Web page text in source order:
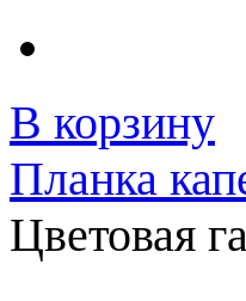
В корзину
Планка
Цветовая